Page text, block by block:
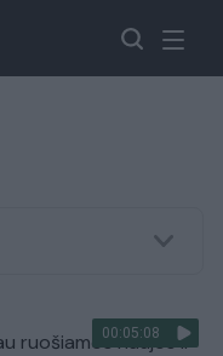
00:05:08
ruošiamos naujos ir